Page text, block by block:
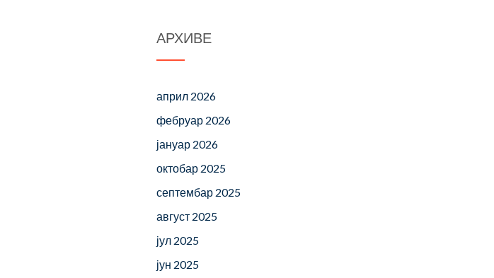
АРХИВЕ
април 2026
фебруар 2026
јануар 2026
октобар 2025
септембар 2025
август 2025
јул 2025
јун 2025